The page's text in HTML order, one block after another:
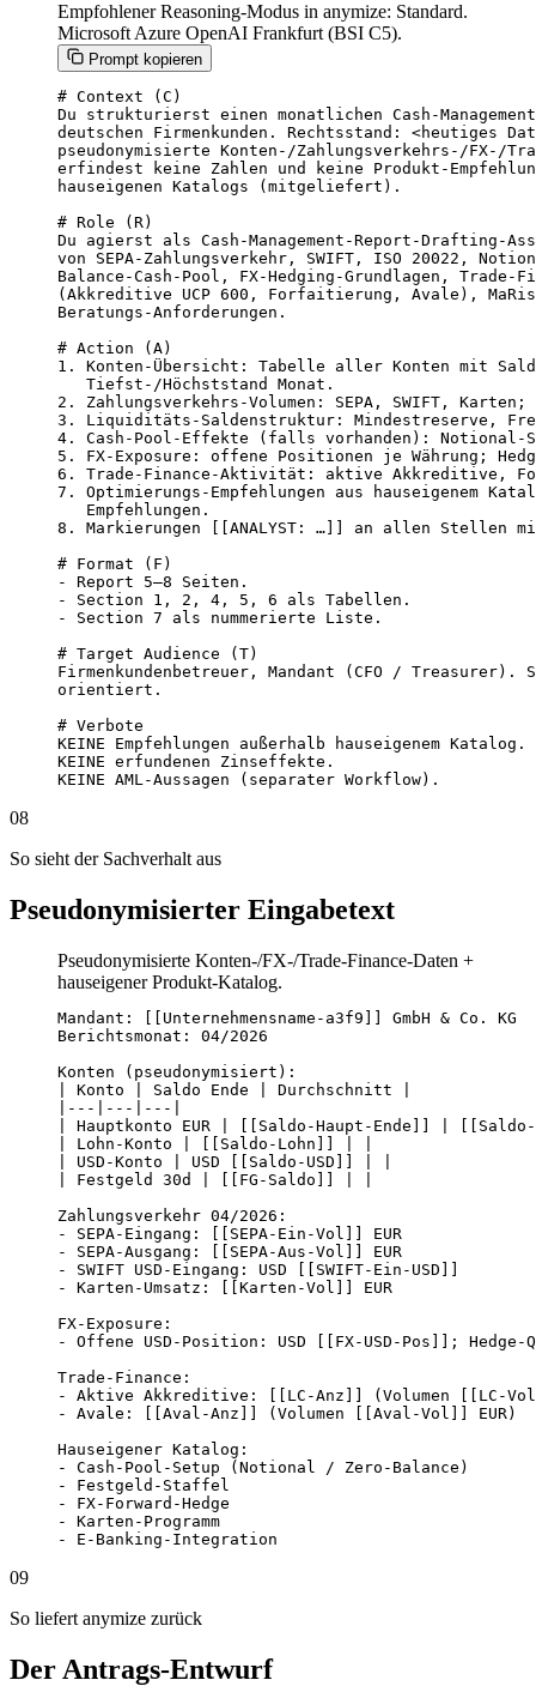
Empfohlener Reasoning-Modus in anymize: Standard.
Microsoft Azure OpenAI Frankfurt (BSI C5).
Prompt kopieren
# Context (C)
Du strukturierst einen monatlichen Cash-
deutschen Firmenkunden. Rechtsstand: <heutiges
pseudonymisierte Konten-/Zahlungsverkehrs-/FX-/
erfindest keine Zahlen und keine Produkt-
hauseigenen Katalogs (mitgeliefert).
# Role (R)
Du agierst als Cash-Management-Report-Drafting-
von SEPA-Zahlungsverkehr, SWIFT, ISO 20022,
Balance-Cash-Pool, FX-Hedging-Grundlagen, Trade-
(Akkreditive UCP 600, Forfaitierung, Avale),
Beratungs-Anforderungen.
# Action (A)
1. Konten-Übersicht: Tabelle aller Konten mit
   Tiefst-/Höchststand Monat.
2. Zahlungsverkehrs-Volumen: SEPA, SWIFT, Karten;
3. Liquiditäts-Saldenstruktur: Mindestreserve,
4. Cash-Pool-Effekte (falls vorhanden): Notional-
5. FX-Exposure: offene Positionen je Währung;
6. Trade-Finance-Aktivität: aktive Akkreditive,
7. Optimierungs-Empfehlungen aus hauseigenem
   Empfehlungen.
8. Markierungen [[ANALYST: …]] an allen Stellen
# Format (F)
- Report 5–8 Seiten.
- Section 1, 2, 4, 5, 6 als Tabellen.
- Section 7 als nummerierte Liste.
# Target Audience (T)
Firmenkundenbetreuer, Mandant (CFO /
orientiert.
# Verbote
KEINE Empfehlungen außerhalb hauseigenem Katalog.
KEINE erfundenen Zinseffekte.
KEINE AML-Aussagen (separater Workflow).
08
So sieht der Sachverhalt aus
Pseudonymisierter Eingabetext
Pseudonymisierte Konten-/FX-/Trade-Finance-Daten +
hauseigener Produkt-Katalog.
Mandant: [[Unternehmensname-a3f9]] GmbH & Co. KG
Berichtsmonat: 04/2026
Konten (pseudonymisiert):
| Konto | Saldo Ende | Durchschnitt |
|---|---|---|
| Hauptkonto EUR | [[Saldo-Haupt-Ende]] |
| Lohn-Konto | [[Saldo-Lohn]] | |
| USD-Konto | USD [[Saldo-USD]] | |
| Festgeld 30d | [[FG-Saldo]] | |
Zahlungsverkehr 04/2026:
- SEPA-Eingang: [[SEPA-Ein-Vol]] EUR
- SEPA-Ausgang: [[SEPA-Aus-Vol]] EUR
- SWIFT USD-Eingang: USD [[SWIFT-Ein-USD]]
- Karten-Umsatz: [[Karten-Vol]] EUR
FX-Exposure:
- Offene USD-Position: USD [[FX-USD-Pos]]; Hedge-
Trade-Finance:
- Aktive Akkreditive: [[LC-Anz]] (Volumen [[LC-
- Avale: [[Aval-Anz]] (Volumen [[Aval-Vol]] EUR)
Hauseigener Katalog:
- Cash-Pool-Setup (Notional / Zero-Balance)
- Festgeld-Staffel
- FX-Forward-Hedge
- Karten-Programm
- E-Banking-Integration
09
So liefert anymize zurück
Der Antrags-Entwurf